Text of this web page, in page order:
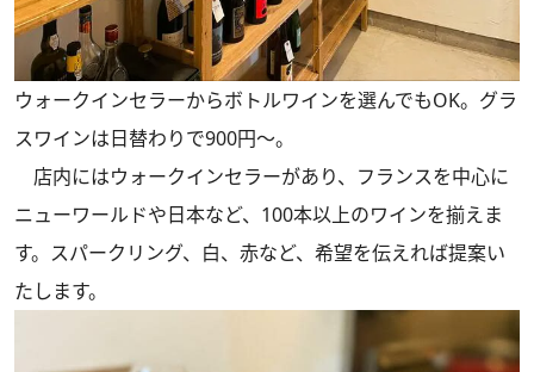
ウォークインセラーからボトルワインを選んでもOK。グラ
スワインは日替わりで900円～。
店内にはウォークインセラーがあり、フランスを中心に
ニューワールドや日本など、100本以上のワインを揃えま
す。スパークリング、白、赤など、希望を伝えれば提案い
たします。